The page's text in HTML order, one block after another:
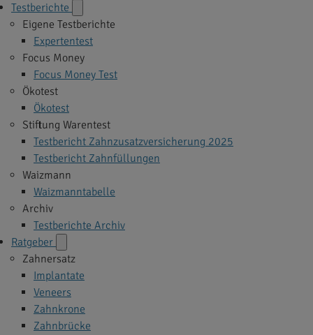
Testberichte
Eigene Testberichte
Expertentest
Focus Money
Focus Money Test
Ökotest
Ökotest
Stiftung Warentest
Testbericht Zahnzusatzversicherung 2025
Testbericht Zahnfüllungen
Waizmann
Waizmanntabelle
Archiv
Testberichte Archiv
Ratgeber
Zahnersatz
Implantate
Veneers
Zahnkrone
Zahnbrücke